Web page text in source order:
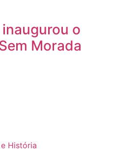
o
Morada
História